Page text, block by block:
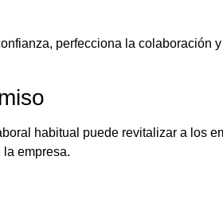
perfecciona la colaboración
habitual puede revitalizar a los
empresa.